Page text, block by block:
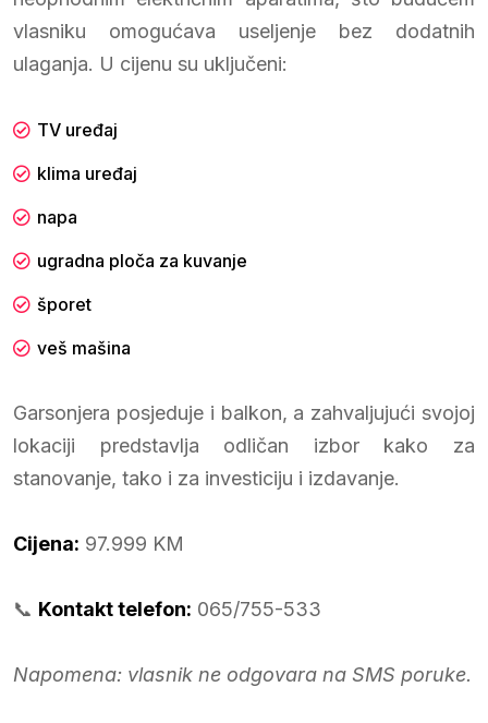
vlasniku omogućava useljenje bez dodatnih
ulaganja. U cijenu su uključeni:
TV uređaj
klima uređaj
napa
ugradna ploča za kuvanje
šporet
veš mašina
Garsonjera posjeduje i balkon, a zahvaljujući svojoj
lokaciji predstavlja odličan izbor kako za
stanovanje, tako i za investiciju i izdavanje.
Cijena: 97.999 KM
📞 Kontakt telefon: 065/755-533
Napomena: vlasnik ne odgovara na SMS poruke.